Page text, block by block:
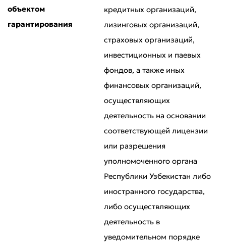
Оцените качество обслуживания
Оставить обращение
объектом
гарантирования
кредитных организаций,
лизинговых организаций,
страховых организаций,
инвестиционных и паевых
фондов, а также иных
финансовых организаций,
осуществляющих
деятельность на основании
соответствующей лицензии
или разрешения
уполномоченного органа
Республики Узбекистан либо
иностранного государства,
либо осуществляющих
деятельность в
уведомительном порядке